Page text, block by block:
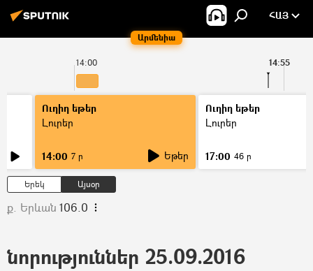
Արմենիա
ՀԱՅ
14:00 14:55
Ուղիղ եթեր
Լուրեր
14:00 7 ր Եթեր
Ուղիղ եթեր
Լուրեր
17:00 46 ր
Երեկ Այսօր
ք. Երևան 106.0
նորություններ 25.09.2016